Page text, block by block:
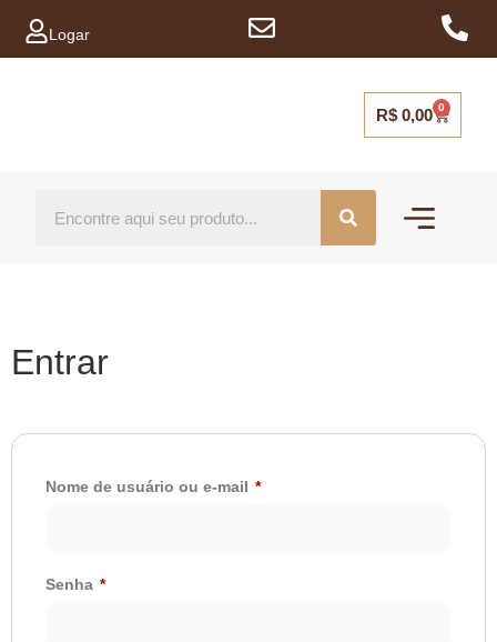
Logar
R$0,00 0
Entrar
Nome de usuário ou e-mail *
Senha *